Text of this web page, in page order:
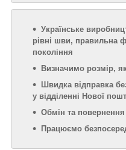
Українське
рівні шви, правильна
покоління
Визначимо розмір,
Швидка відправка
у відділенні Нової
Обмін та повернення
Працюємо